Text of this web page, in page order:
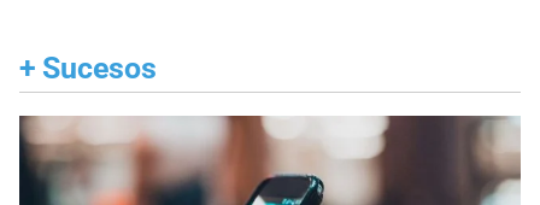
+ Sucesos